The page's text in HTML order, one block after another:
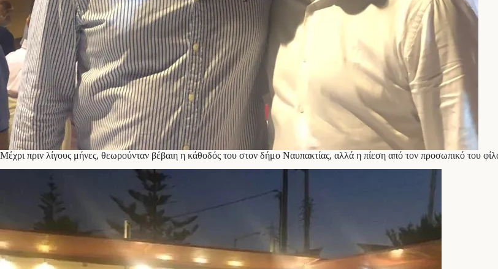
Μέχρι πριν λίγους μήνες, θεωρούνταν βέβαιη η κάθοδός του στον δήμο Ναυπακτίας, αλλά η πίεση από τον προσωπικό του